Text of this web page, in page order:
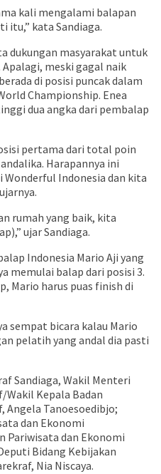
kali mengalami balapan
itu,” kata Sandiaga.
dukungan masyarakat untuk
meski gagal naik
di posisi puncak dalam
Championship. Enea
dua angka dari pembalap
pertama dari total poin
Harapannya ini
Indonesia dan kita
rumah yang baik, kita
ujar Sandiaga.
Indonesia Mario Aji yang
memulai balap dari posisi 3.
Mario harus puas finish di
sempat bicara kalau Mario
pelatih yang andal dia pasti
Sandiaga, Wakil Menteri
Kepala Badan
Angela Tanoesoedibjo;
dan Ekonomi
Pariwisata dan Ekonomi
Bidang Kebijakan
Nia Niscaya.